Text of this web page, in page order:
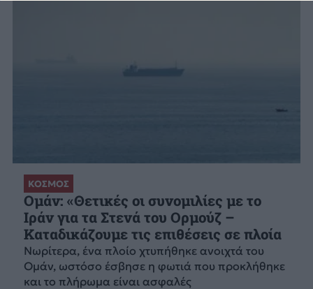
ΚΟΣΜΟΣ
Ομάν: «Θετικές οι συνομιλίες με το
Ιράν για τα Στενά του Ορμούζ –
Καταδικάζουμε τις επιθέσεις σε πλοία
Νωρίτερα, ένα πλοίο χτυπήθηκε ανοιχτά του
Ομάν, ωστόσο έσβησε η φωτιά που προκλήθηκε
και το πλήρωμα είναι ασφαλές